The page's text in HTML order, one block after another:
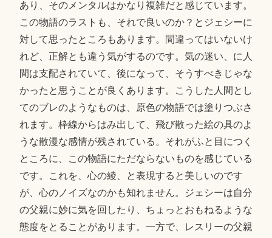
あり、そのメンタルはかなり複雑だと感じています。
この物語のラストも、それで良いのか？とジェシーに
対して思ったところもあります。間違ってはいないけ
れど、正解とも違う気がするのです。気の迷い、に人
間は支配されていて、後になって、そうすべきじゃな
かったと思うことが良くあります。こうした人間とし
てのブレのようなものは、原色の物語では塗りつぶさ
れます。枠線からはみ出して、飛び散った絵の具のよ
うな散漫な感情が残されている。それがふと目につく
ところに、この物語にただならないものを感じている
です。これを、心の綾、と表現すると美しいのです
が、心のノイズなのかも知れません。ジェシーは自分
の父親に妙に気を回したり、ちょっとおもねるような
態度をとることがあります。一方で、レスリーの父親